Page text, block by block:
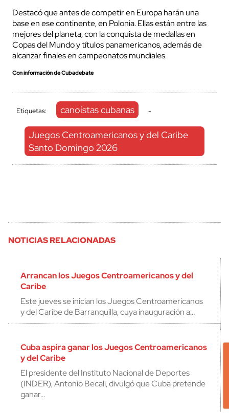
Destacó que antes de competir en Europa harán una
base en ese continente, en Polonia. Ellas están entre las
mejores del planeta, con la conquista de medallas en
Copas del Mundo y títulos panamericanos, además de
alcanzar finales en campeonatos mundiales.
Con información de Cubadebate
Etiquetas: canoístas cubanas -
Juegos Centroamericanos y del Caribe
Santo Domingo 2026
NOTICIAS RELACIONADAS
Arrancan los Juegos Centroamericanos y del
Caribe
Este jueves se inician los Juegos Centroamericanos
y del Caribe de Barranquilla, cuya inauguración a…
Cuba aspira ganar los Juegos Centroamericanos
y del Caribe
El presidente del Instituto Nacional de Deportes
(INDER), Antonio Becali, divulgó que Cuba pretende
ganar…